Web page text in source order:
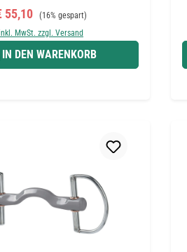
55,10 Regulärer Preis:
(16% gespart)
MwSt. zzgl. Versand
IN DEN WARENKORB